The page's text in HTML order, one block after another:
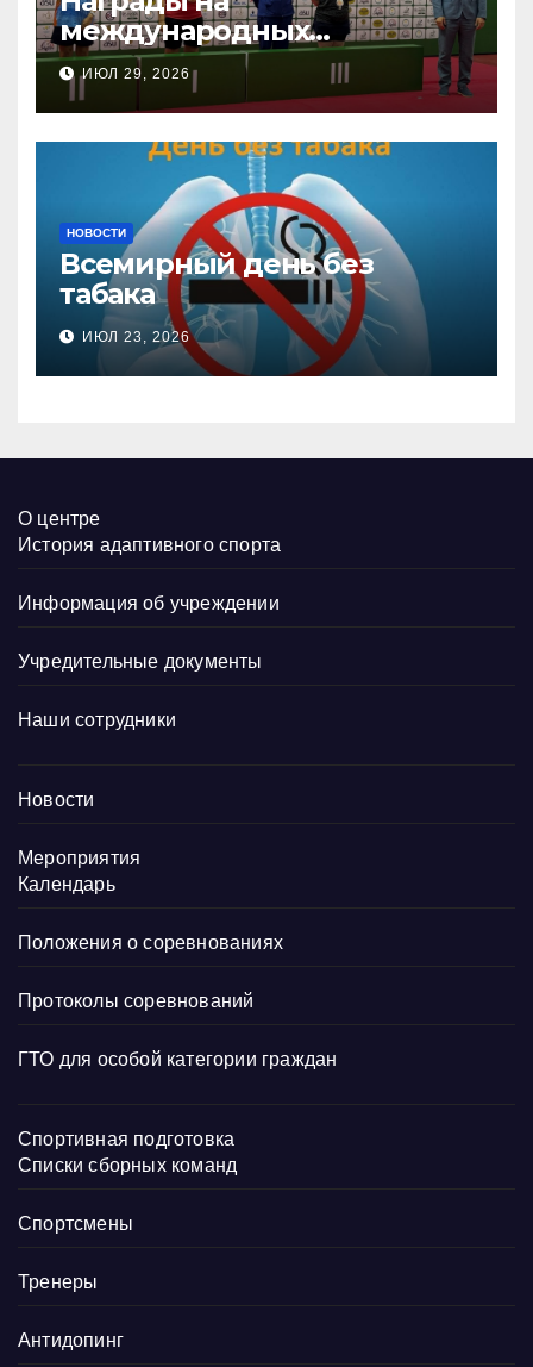
международных
соревнованиях
настольного тенниса ПОДА
ИЮЛ 29, 2026
НОВОСТИ
Всемирный день без
табака
ИЮЛ 23, 2026
О центре
История адаптивного спорта
Информация об учреждении
Учредительные документы
Наши сотрудники
Новости
Мероприятия
Календарь
Положения о соревнованиях
Протоколы соревнований
ГТО для особой категории граждан
Спортивная подготовка
Списки сборных команд
Спортсмены
Тренеры
Антидопинг